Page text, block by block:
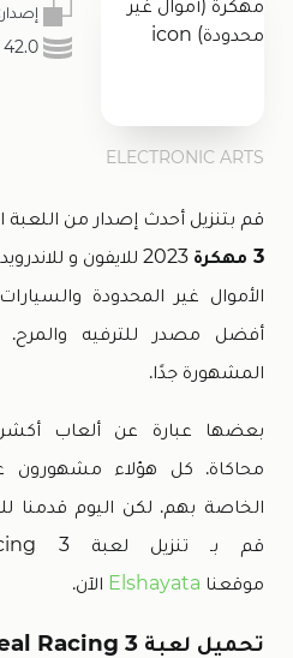
42.0 MB
ELECTRONIC ARTS
قم بتنزيل أحدث إصدار من اللعبة
3 مهكرة
2023 للايفون و
الأموال غير المحدودة
أفضل مصدر للترفيه والمرح.
المشهورة جدًا.
بعضها عبارة عن ألعاب
محاكاة. كل هؤلاء
الخاصة بهم. لكن اليوم
موقعنا Elshayata الآن.
تحميل لعبة Real Racing 3 مهكرة 2024